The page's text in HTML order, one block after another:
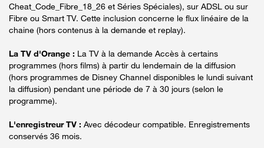
Cheat_Code_Fibre_18_26 et Séries Spéciales), sur ADSL ou sur
Fibre ou Smart TV. Cette inclusion concerne le flux linéaire de la
chaine (hors contenus à la demande et replay).
La TV d'Orange : La TV à la demande Accès à certains
programmes (hors films) à partir du lendemain de la diffusion
(hors programmes de Disney Channel disponibles le lundi suivant
la diffusion) pendant une période de 7 à 30 jours (selon le
programme).
L'enregistreur TV : Avec décodeur compatible. Enregistrements
conservés 36 mois.